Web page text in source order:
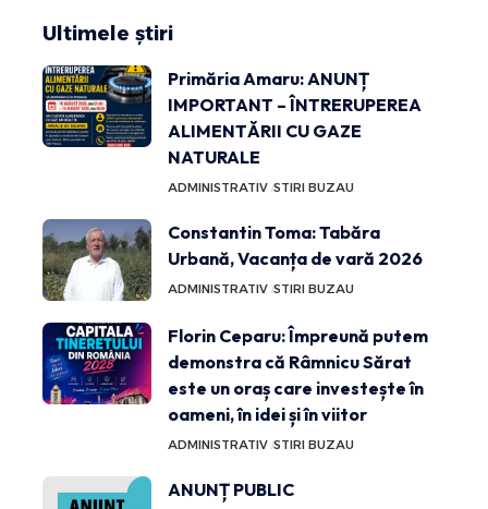
Ultimele știri
Primăria Amaru: ANUNȚ
IMPORTANT – ÎNTRERUPEREA
ALIMENTĂRII CU GAZE
NATURALE
ADMINISTRATIV STIRI BUZAU
Constantin Toma: Tabăra
Urbană, Vacanța de vară 2026
ADMINISTRATIV STIRI BUZAU
Florin Ceparu: Împreună putem
demonstra că Râmnicu Sărat
este un oraș care investește în
oameni, în idei și în viitor
ADMINISTRATIV STIRI BUZAU
ANUNȚ PUBLIC